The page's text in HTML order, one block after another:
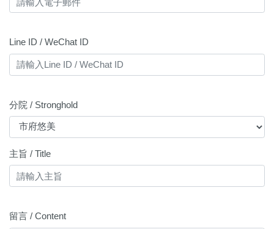
Line ID / WeChat ID
分院 / Stronghold
主旨 / Title
留言 / Content